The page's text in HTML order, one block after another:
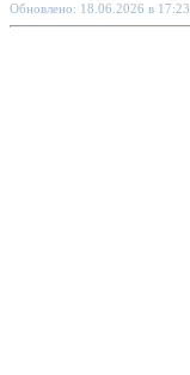
Обновлено: 18.06.2026 в 17:23.